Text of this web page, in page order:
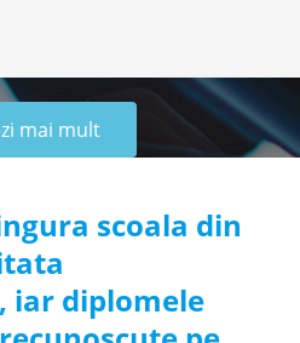
mai mult
scoala din
iar diplomele